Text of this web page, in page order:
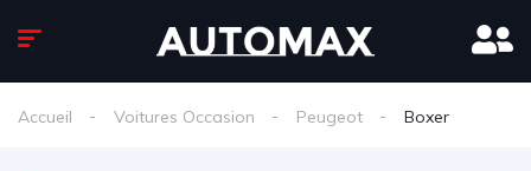
Accueil Voitures Occasion Peugeot Boxer